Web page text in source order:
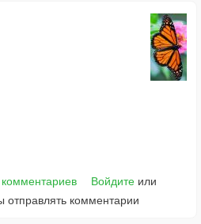
комментариев Войдитеили
отправлять комментарии